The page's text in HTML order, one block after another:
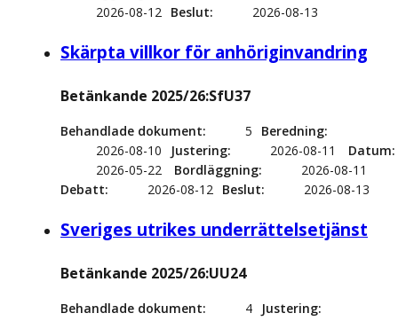
2026-08-12 Beslut 2026-08-13
Skärpta villkor för anhöriginvandring
Betänkande 2025/26:SfU37
Behandlade dokument 5
Beredning
2026-08-10
Justering 2026-08-11
Datum
2026-05-22
Bordläggning
2026-08-11
Debatt
2026-08-12 Beslut 2026-08-13
Sveriges utrikes underrättelsetjänst
Betänkande 2025/26:UU24
Behandlade dokument 4
Justering